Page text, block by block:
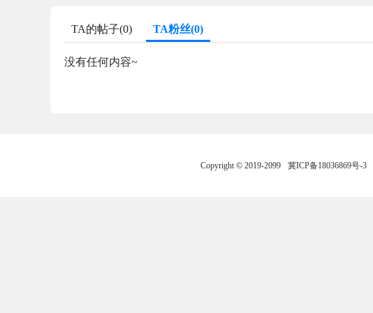
TA的帖子(0) TA粉丝(0)
没有任何内容~
Copyright © 2019-2099 冀ICP备18036869号-3